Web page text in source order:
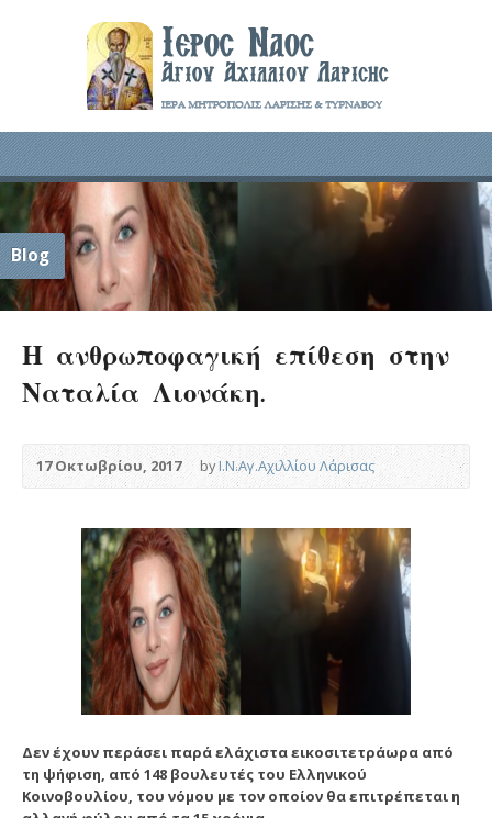
Blog
Η ανθρωποφαγική επίθεση στην
Ναταλία Λιονάκη.
17 Οκτωβρίου, 2017 byΙ.Ν.Αγ.Αχιλλίου Λάρισας
Δεν έχουν περάσει παρά ελάχιστα εικοσιτετράωρα από
τη ψήφιση, από 148 βουλευτές του Ελληνικού
Κοινοβουλίου, του νόμου με τον οποίον θα επιτρέπεται η